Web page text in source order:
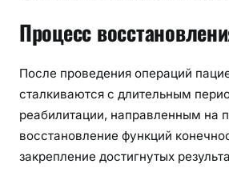
Процесс
После проведения операций
сталкиваются с длительным
реабилитации, направленным на
восстановление функций
закрепление достигнутых